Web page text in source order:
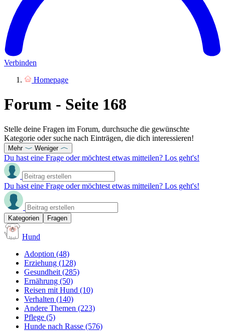
Verbinden
Homepage
Forum - Seite 168
Stelle deine Fragen im Forum, durchsuche die gewünschte
Kategorie oder suche nach Einträgen, die dich interessieren!
Mehr Weniger
Du hast eine Frage oder möchtest etwas mitteilen? Los geht's!
Du hast eine Frage oder möchtest etwas mitteilen? Los geht's!
Kategorien Fragen
Hund
Adoption (48)
Erziehung (128)
Gesundheit (285)
Ernährung (50)
Reisen mit Hund (10)
Verhalten (140)
Andere Themen (223)
Pflege (5)
Hunde nach Rasse (576)